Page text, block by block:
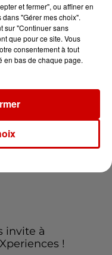
Voir plus
pour le
invite à
!
et fermer", ou affiner en
"Gérer mes choix".
sur "Continuer sans
que pour ce site. Vous
consentement à tout
en bas de chaque page.